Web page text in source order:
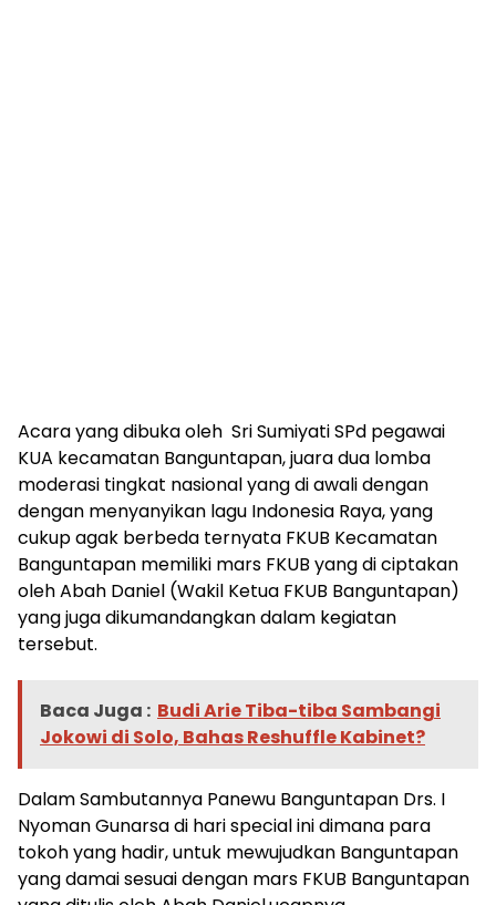
Acara yang dibuka oleh Sri Sumiyati SPd pegawai
KUA kecamatan Banguntapan, juara dua lomba
moderasi tingkat nasional yang di awali dengan
dengan menyanyikan lagu Indonesia Raya, yang
cukup agak berbeda ternyata FKUB Kecamatan
Banguntapan memiliki mars FKUB yang di ciptakan
oleh Abah Daniel (Wakil Ketua FKUB Banguntapan)
yang juga dikumandangkan dalam kegiatan
tersebut.
Baca Juga : Budi Arie Tiba-tiba Sambangi
Jokowi di Solo, Bahas Reshuffle Kabinet?
Dalam Sambutannya Panewu Banguntapan Drs. I
Nyoman Gunarsa di hari special ini dimana para
tokoh yang hadir, untuk mewujudkan Banguntapan
yang damai sesuai dengan mars FKUB Banguntapan